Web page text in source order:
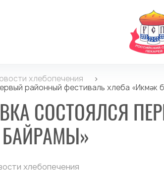
хлебопечения
>
районный фестиваль хлеба «Икмәк
СОСТОЯЛСЯ
хлебопечения